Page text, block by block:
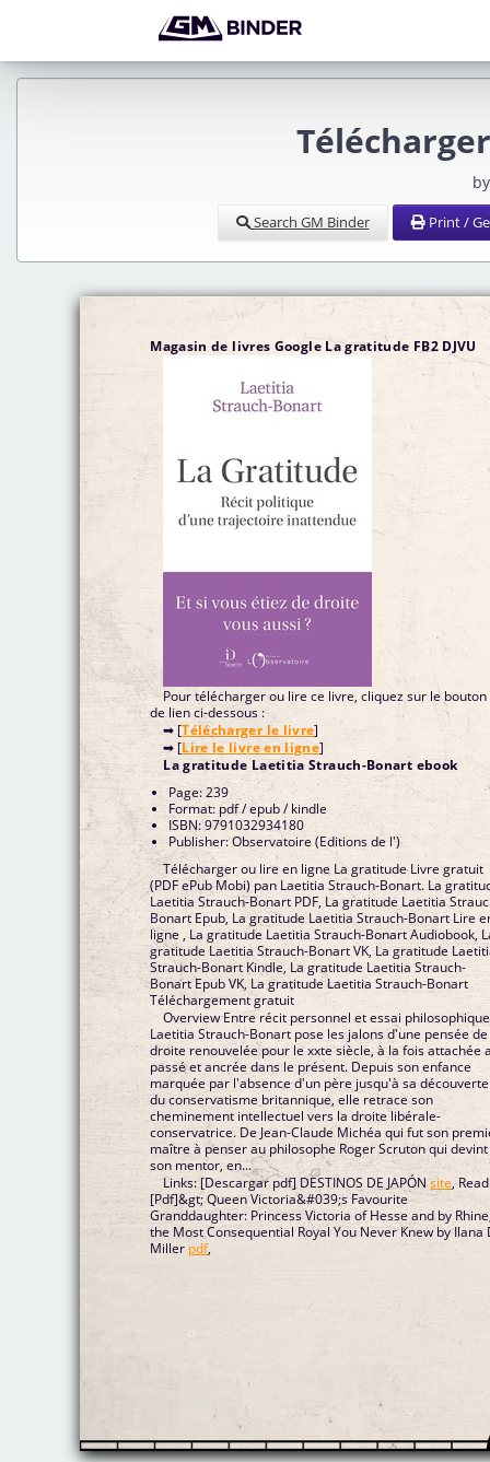
Search GM Binder Print /
Magasin de livres Google La gratitude FB2 DJVU
Pour télécharger ou lire ce livre, cliquez sur le bouton
de lien ci-dessous :
➡ [Télécharger le livre]
➡ [Lire le livre en ligne]
La gratitude Laetitia Strauch-Bonart ebook
Page: 239
Format: pdf / epub / kindle
ISBN: 9791032934180
Publisher: Observatoire (Editions de l')
Télécharger ou lire en ligne La gratitude Livre gratuit
(PDF ePub Mobi) pan Laetitia Strauch-Bonart. La
Laetitia Strauch-Bonart PDF, La gratitude Laetitia
Bonart Epub, La gratitude Laetitia Strauch-Bonart Lire
ligne , La gratitude Laetitia Strauch-Bonart Audiobook,
gratitude Laetitia Strauch-Bonart VK, La gratitude
Strauch-Bonart Kindle, La gratitude Laetitia Strauch-
Bonart Epub VK, La gratitude Laetitia Strauch-Bonart
Téléchargement gratuit
Overview Entre récit personnel et essai
Laetitia Strauch-Bonart pose les jalons d'une pensée de
droite renouvelée pour le xxte siècle, à la fois attachée
passé et ancrée dans le présent. Depuis son enfance
marquée par l'absence d'un père jusqu'à sa découverte
du conservatisme britannique, elle retrace son
cheminement intellectuel vers la droite libérale-
conservatrice. De Jean-Claude Michéa qui fut son
maître à penser au philosophe Roger Scruton qui devint
son mentor, en...
Links: [Descargar pdf] DESTINOS DE JAPÓNsite, Read
[Pdf]&gt; Queen Victoria&#039;s Favourite
Granddaughter: Princess Victoria of Hesse and by
the Most Consequential Royal You Never Knew by Ilana
Miller pdf,